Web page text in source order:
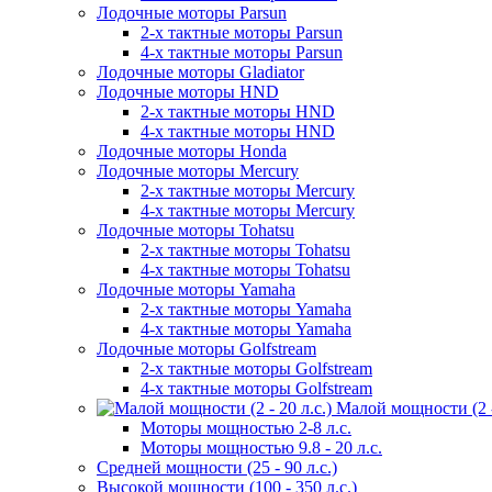
Лодочные моторы Parsun
2-х тактные моторы Parsun
4-х тактные моторы Parsun
Лодочные моторы Gladiator
Лодочные моторы HND
2-х тактные моторы HND
4-х тактные моторы HND
Лодочные моторы Honda
Лодочные моторы Mercury
2-х тактные моторы Mercury
4-х тактные моторы Mercury
Лодочные моторы Tohatsu
2-х тактные моторы Tohatsu
4-х тактные моторы Tohatsu
Лодочные моторы Yamaha
2-х тактные моторы Yamaha
4-х тактные моторы Yamaha
Лодочные моторы Golfstream
2-х тактные моторы Golfstream
4-х тактные моторы Golfstream
Малой мощности (2
Моторы мощностью 2-8 л.с.
Моторы мощностью 9.8 - 20 л.с.
Средней мощности (25 - 90 л.с.)
Высокой мощности (100 - 350 л.с.)